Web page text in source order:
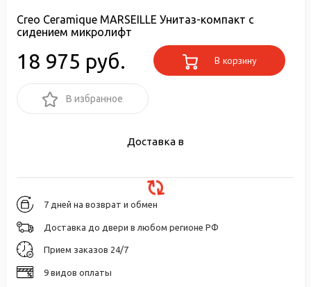
Creo Ceramique MARSEILLE Унитаз-компакт с
сидением микролифт
18 975 руб. В корзину
В избранное
Доставка в
7 дней на возврат и обмен
Доставка до двери в любом регионе РФ
Прием заказов 24/7
9 видов оплаты